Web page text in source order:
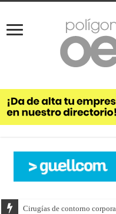
Cirugías de contorno